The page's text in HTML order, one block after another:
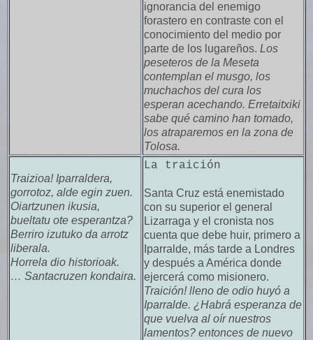
ignorancia del enemigo
forastero en contraste con el
conocimiento del medio por
parte de los lugareños. Los
peseteros de la Meseta
contemplan el musgo, los
muchachos del cura los
esperan acechando. Erretaitxiki
sabe qué camino han tomado,
los atraparemos en la zona de
Tolosa.
Traizioa! Iparraldera,
gorrotoz, alde egin zuen.
Oiartzunen ikusia,
bueltatu ote esperantza?
Berriro izutuko da arrotz
liberala.
Horrela dio historioak.
… Santacruzen kondaira.
La traición
Santa Cruz está enemistado
con su superior el general
Lizarraga y el cronista nos
cuenta que debe huir, primero a
Iparralde, más tarde a Londres
y después a América donde
ejercerá como misionero.
Traición! lleno de odio huyó a
Iparralde. ¿Habrá esperanza de
que vuelva al oír nuestros
lamentos? entonces de nuevo